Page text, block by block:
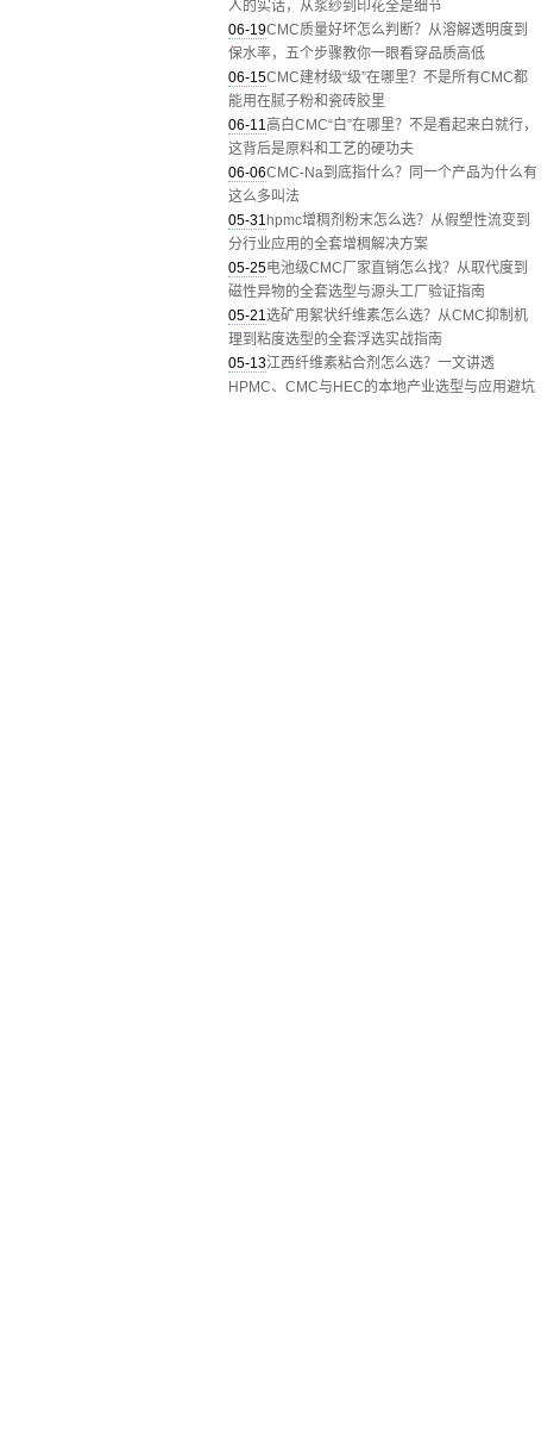
人的实话，从浆纱到印花全是细节
06-19CMC质量好坏怎么判断？从溶解透明度到
保水率，五个步骤教你一眼看穿品质高低
06-15CMC建材级“级”在哪里？不是所有CMC都
能用在腻子粉和瓷砖胶里
06-11高白CMC“白”在哪里？不是看起来白就行，
这背后是原料和工艺的硬功夫
06-06CMC-Na到底指什么？同一个产品为什么有
这么多叫法
05-31 hpmc增稠剂粉末怎么选？从假塑性流变到
分行业应用的全套增稠解决方案
05-25电池级CMC厂家直销怎么找？从取代度到
磁性异物的全套选型与源头工厂验证指南
05-21选矿用絮状纤维素怎么选？从CMC抑制机
理到粘度选型的全套浮选实战指南
05-13江西纤维素粘合剂怎么选？一文讲透
HPMC、CMC与HEC的本地产业选型与应用避坑